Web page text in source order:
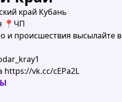
край Кубань
📍ЧП
и происшествия высылайте в
https://vk.cc/cEPa2L